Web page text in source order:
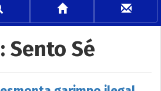
Sento Sé